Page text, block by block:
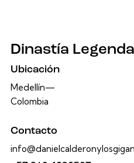
Dinastía
Ubicación
Medellín—
Colombia
Contacto